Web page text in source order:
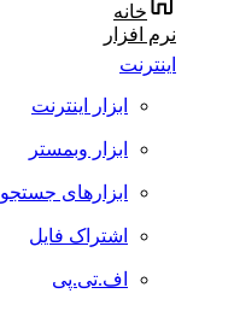
خانه
نرم افزار
اینترنت
ابزار اینترنت
ابزار وبمستر
ابزارهای جستجو
اشتراک فایل
اف.تی.پی